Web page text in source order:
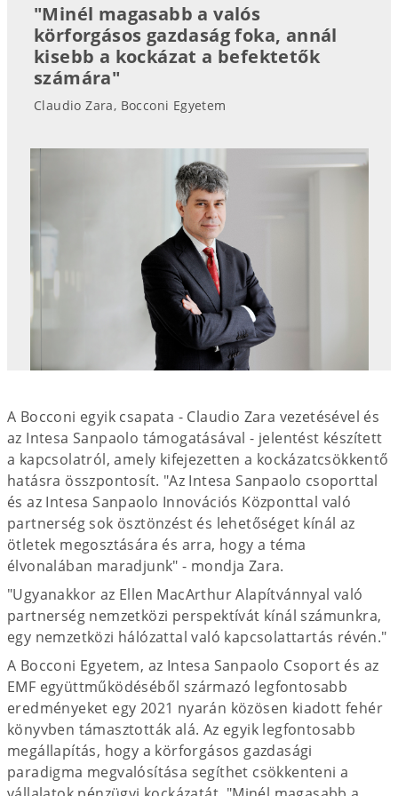
"Minél magasabb a valós
körforgásos gazdaság foka, annál
kisebb a kockázat a befektetők
számára"
Claudio Zara, Bocconi Egyetem
A Bocconi egyik csapata - Claudio Zara vezetésével és
az Intesa Sanpaolo támogatásával - jelentést készített
a kapcsolatról, amely kifejezetten a kockázatcsökkentő
hatásra összpontosít. "Az Intesa Sanpaolo csoporttal
és az Intesa Sanpaolo Innovációs Központtal való
partnerség sok ösztönzést és lehetőséget kínál az
ötletek megosztására és arra, hogy a téma
élvonalában maradjunk" - mondja Zara.
"Ugyanakkor az Ellen MacArthur Alapítvánnyal való
partnerség nemzetközi perspektívát kínál számunkra,
egy nemzetközi hálózattal való kapcsolattartás révén."
A Bocconi Egyetem, az Intesa Sanpaolo Csoport és az
EMF együttműködéséből származó legfontosabb
eredményeket egy 2021 nyarán közösen kiadott fehér
könyvben támasztották alá. Az egyik legfontosabb
megállapítás, hogy a körforgásos gazdasági
paradigma megvalósítása segíthet csökkenteni a